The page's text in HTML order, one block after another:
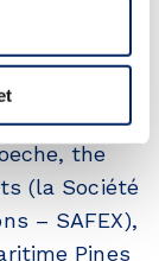
are
to the
the
(la Société
– SAFEX),
Pines